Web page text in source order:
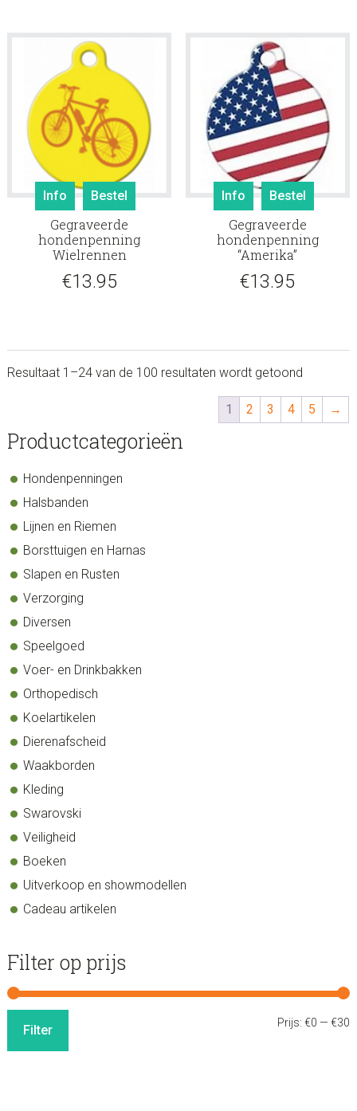
Info Bestel
Gegraveerde
hondenpenning
Wielrennen
€13.95
Info Bestel
Gegraveerde
hondenpenning
“Amerika”
€13.95
Resultaat 1–24 van de 100 resultaten wordt getoond
1 2 3 4 5 →
sidebar
Store
Productcategorieën
Hondenpenningen
Halsbanden
Lijnen en Riemen
Borsttuigen en Harnas
Slapen en Rusten
Verzorging
Diversen
Speelgoed
Voer- en Drinkbakken
Orthopedisch
Koelartikelen
Dierenafscheid
Waakborden
Kleding
Swarovski
Veiligheid
Boeken
Uitverkoop en showmodellen
Cadeau artikelen
Filter op prijs
Filter Prijs:€0 —€30